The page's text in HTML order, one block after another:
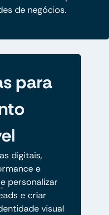
de negócios.
para
digitais,
e
personalizar
e criar
visual